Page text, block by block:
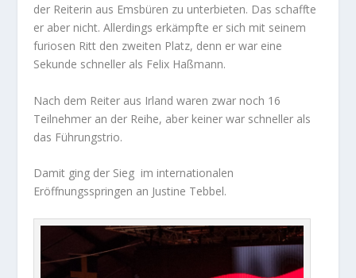
der Reiterin aus Emsbüren zu unterbieten. Das schaffte
er aber nicht. Allerdings erkämpfte er sich mit seinem
furiosen Ritt den zweiten Platz, denn er war eine
Sekunde schneller als Felix Haßmann.
Nach dem Reiter aus Irland waren zwar noch 16
Teilnehmer an der Reihe, aber keiner war schneller als
das Führungstrio.
Damit ging der Sieg im internationalen
Eröffnungsspringen an Justine Tebbel.